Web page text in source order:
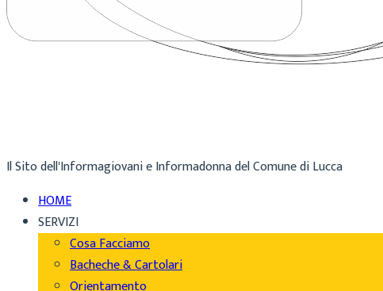
Il Sito dell'Informagiovani e Informadonna del Comune di Lucca
HOME
SERVIZI
Cosa Facciamo
Bacheche & Cartolari
Orientamento